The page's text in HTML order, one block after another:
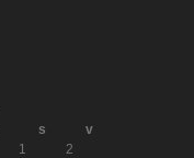
s
v
1
2